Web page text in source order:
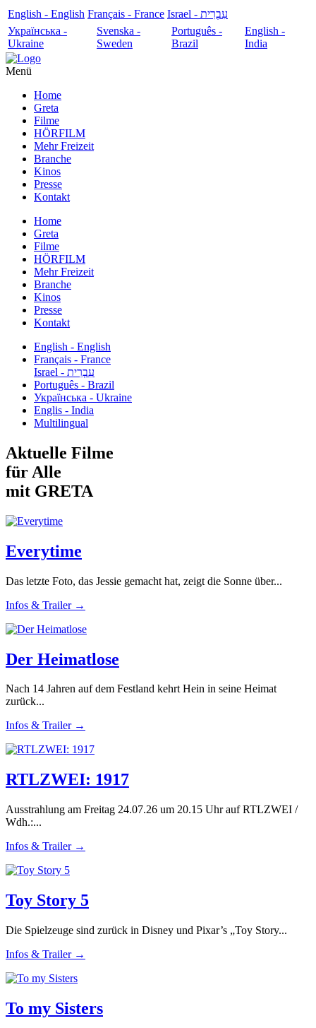
English - English Français - France
עִבְרִית - Israel
Українська -
Ukraine
Svenska -
Sweden
Português -
Brazil
English -
India
Menü
Home
Greta
Filme
HÖRFILM
Mehr Freizeit
Branche
Kinos
Presse
Kontakt
Home
Greta
Filme
HÖRFILM
Mehr Freizeit
Branche
Kinos
Presse
Kontakt
English - English
Français - France
עִבְרִית - Israel
Português - Brazil
Українська - Ukraine
Englis - India
Multilingual
Aktuelle Filme
für Alle
mit GRETA
Everytime
Das letzte Foto, das Jessie gemacht hat, zeigt die Sonne über...
Infos & Trailer →
Der Heimatlose
Nach 14 Jahren auf dem Festland kehrt Hein in seine Heimat
zurück...
Infos & Trailer →
RTLZWEI: 1917
Ausstrahlung am Freitag 24.07.26 um 20.15 Uhr auf RTLZWEI /
Wdh.:...
Infos & Trailer →
Toy Story 5
Die Spielzeuge sind zurück in Disney und Pixar’s „Toy Story...
Infos & Trailer →
To my Sisters